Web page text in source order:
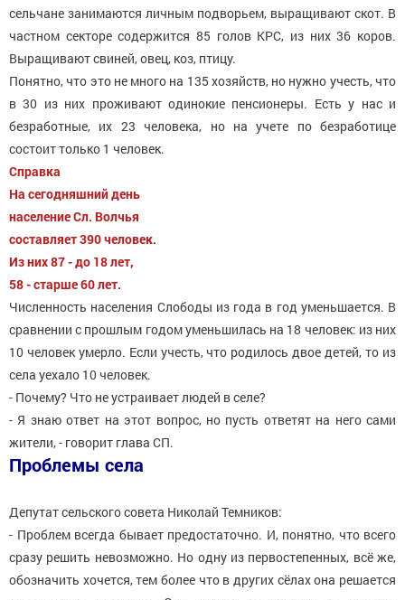
сельчане занимаются личным подворьем, выращивают скот. В
частном секторе содержится 85 голов КРС, из них 36 коров.
Выращивают свиней, овец, коз, птицу.
Понятно, что это не много на 135 хозяйств, но нужно учесть, что
в 30 из них проживают одинокие пенсионеры. Есть у нас и
безработные, их 23 человека, но на учете по безработице
состоит только 1 человек.
Справка
На сегодняшний день
население Сл. Волчья
составляет 390 человек.
Из них 87 - до 18 лет,
58 - старше 60 лет.
Численность населения Слободы из года в год уменьшается. В
сравнении с прошлым годом уменьшилась на 18 человек: из них
10 человек умерло. Если учесть, что родилось двое детей, то из
села уехало 10 человек.
- Почему? Что не устраивает людей в селе?
- Я знаю ответ на этот вопрос, но пусть ответят на него сами
жители, - говорит глава СП.
Проблемы села
Депутат сельского совета Николай Темников:
- Проблем всегда бывает предостаточно. И, понятно, что всего
сразу решить невозможно. Но одну из первостепенных, всё же,
обозначить хочется, тем более что в других сёлах она решается